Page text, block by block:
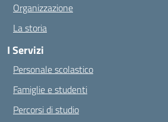
Organizzazione
La storia
I Servizi
Personale scolastico
Famiglie e studenti
Percorsi di studio